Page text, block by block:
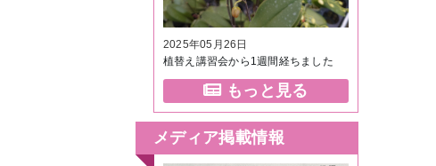
2025年05月26日
植替え講習会から1週間経ちました
もっと見る
メディア掲載情報